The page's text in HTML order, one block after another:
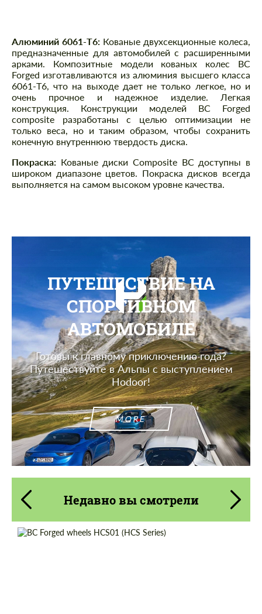
Описание
Алюминий 6061-T6: Кованые двухсекционные колеса,
предназначенные для автомобилей с расширенными
арками. Композитные модели кованых колес BC
Forged изготавливаются из алюминия высшего класса
6061-T6, что на выходе дает не только легкое, но и
очень прочное и надежное изделие. Легкая
конструкция. Конструкции моделей BC Forged
composite разработаны с целью оптимизации не
только веса, но и таким образом, чтобы сохранить
конечную внутреннюю твердость диска.
Покраска: Кованые диски Composite BC доступны в
широком диапазоне цветов. Покраска дисков всегда
выполняется на самом высоком уровне качества.
ПУТЕШЕСТВИЕ НА
СПОРТИВНОМ
АВТОМОБИЛЕ
Готовы к главному приключению года?
Путешествуйте в Альпы с выступлением
Hodoor!
MORE
Недавно вы смотрели